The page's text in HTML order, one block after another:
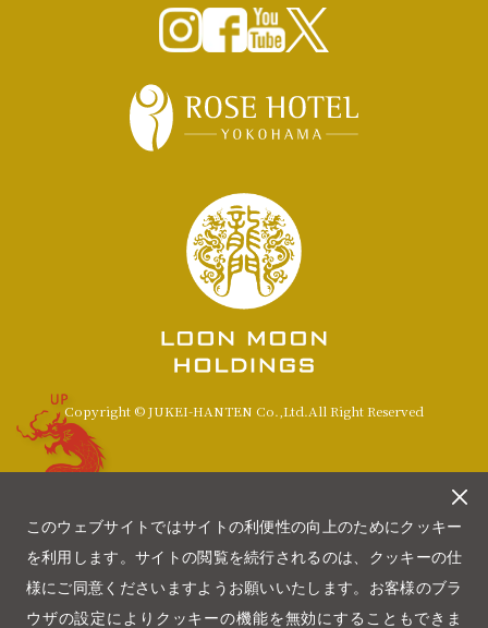
Copyright © JUKEI-HANTEN Co.,Ltd.All Right Reserved
UP
このウェブサイトではサイトの利便性の向上のためにクッキー
を利用します。サイトの閲覧を続行されるのは、クッキーの仕
様にご同意くださいますようお願いいたします。お客様のブラ
ウザの設定によりクッキーの機能を無効にすることもできま